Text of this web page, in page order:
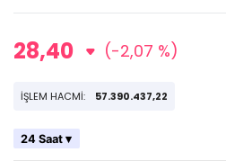
28,40 (-2,07 %)
İŞLEM HACMİ: 57.390.437,22
24 Saat ▾